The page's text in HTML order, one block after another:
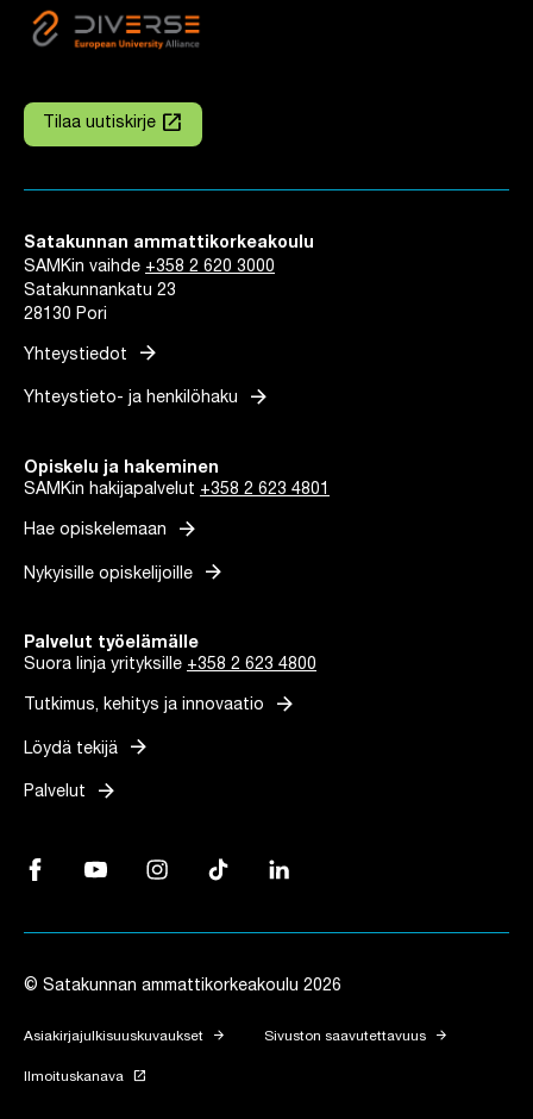
Tilaa uutiskirje
Linkki avautuu uuteen välilehteen
launch
Satakunnan ammattikorkeakoulu
SAMKin vaihde +358 2 620 3000
Satakunnankatu 23
28130 Pori
Yhteystiedot arrow_forward
Yhteystieto- ja henkilöhaku arrow_forward
Opiskelu ja hakeminen
SAMKin hakijapalvelut +358 2 623 4801
Hae opiskelemaan arrow_forward
Nykyisille opiskelijoille arrow_forward
Palvelut työelämälle
Suora linja yrityksille +358 2 623 4800
Tutkimus, kehitys ja innovaatio arrow_forward
Löydä tekijä arrow_forward
Palvelut arrow_forward
Facebook, Linkki avautuu uuteen välilehteen
YouTube, Linkki avautuu uuteen välilehteen
Instagram, Linkki avautuu uuteen välilehteen
TikTok, Linkki avautuu uuteen välilehteen
LinkedIn, Linkki avautuu uuteen
© Satakunnan ammattikorkeakoulu 2026
Asiakirjajulkisuuskuvaukset arrow_forward Sivuston saavutettavuus arrow_forward
Ilmoituskanava Linkki avautuu uuteen välilehteen
launch